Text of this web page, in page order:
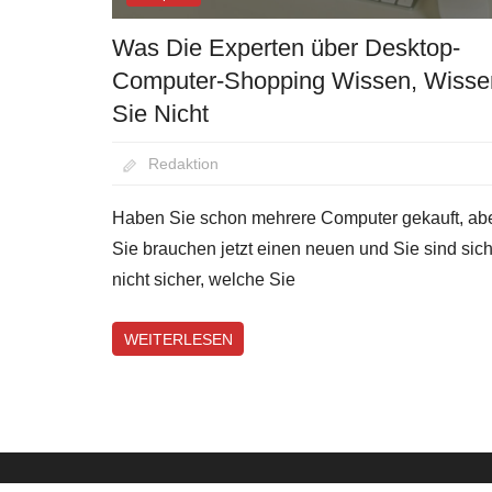
Was Die Experten über Desktop-
Computer-Shopping Wissen,
Sie Nicht
August 25, 2020
Redaktion
Haben Sie schon mehrere Computer gekauft,
Sie brauchen jetzt einen neuen und Sie sind sich
nicht sicher, welche Sie
WEITERLESEN